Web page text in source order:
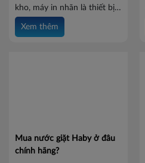
kho, máy in nhãn là thiết bị
hỗ trợ quan trọng giúp
doanh nghiệp in tem hàng
nhãn dùng cho kho hàng
nên chọn loại nào để đáp
ứng tốt nhu cầu sử dụng?
Xem thêm
Mua nước giặt Haby ở đâu
chính hãng?